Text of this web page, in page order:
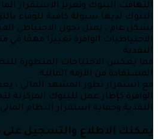
التهافت البنوك وتعزيز الاستقرار
البنوك لديها سيولة كافية للوفاء
بشكل عام ، يمثل تحول الاحتياطي
الاحتياطيات الوافرة تغييرًا مهمًا
النقدية
مما يعكس الاحتياجات المتطورة
المستفادة من الأزمة المالية.
مع استمرار تطور المشهد المالي ،
الوافرة كإطار عمل للبنوك
النقدية وحماية استقرار النظام
يمكنك الاطلاع والتسجيل